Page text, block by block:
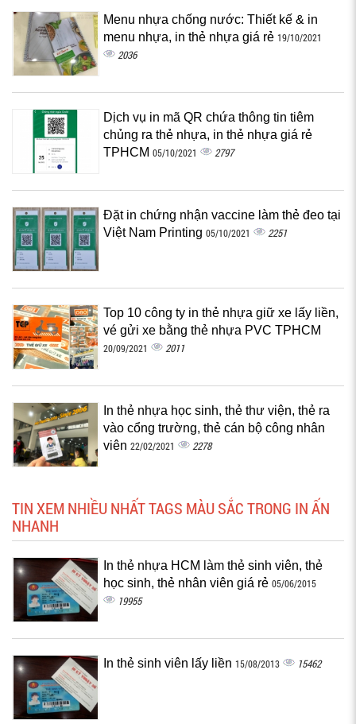
Menu nhựa chống nước: Thiết kế & in
menu nhựa, in thẻ nhựa giá rẻ 19/10/2021
2036
Dịch vụ in mã QR chứa thông tin tiêm
chủng ra thẻ nhựa, in thẻ nhựa giá rẻ
TPHCM 05/10/2021 2797
Đặt in chứng nhận vaccine làm thẻ đeo tại
Việt Nam Printing 05/10/2021 2251
Top 10 công ty in thẻ nhựa giữ xe lấy liền,
vé gửi xe bằng thẻ nhựa PVC TPHCM
20/09/2021 2011
In thẻ nhựa học sinh, thẻ thư viện, thẻ ra
vào cổng trường, thẻ cán bộ công nhân
viên 22/02/2021 2278
TIN XEM NHIỀU NHẤT TAGS MÀU SẮC TRONG IN ẤN
NHANH
In thẻ nhựa HCM làm thẻ sinh viên, thẻ
học sinh, thẻ nhân viên giá rẻ 05/06/2015
19955
In thẻ sinh viên lấy liền 15/08/2013 15462